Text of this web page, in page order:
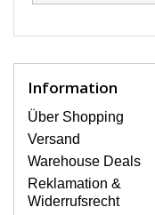
Er dient zur
schnell,
Zu den
gehören
ein
Ferner
leuchtet nicht,
ist
Information
Über Shopping
Versand
Warehouse Deals
Reklamation &
Widerrufsrecht